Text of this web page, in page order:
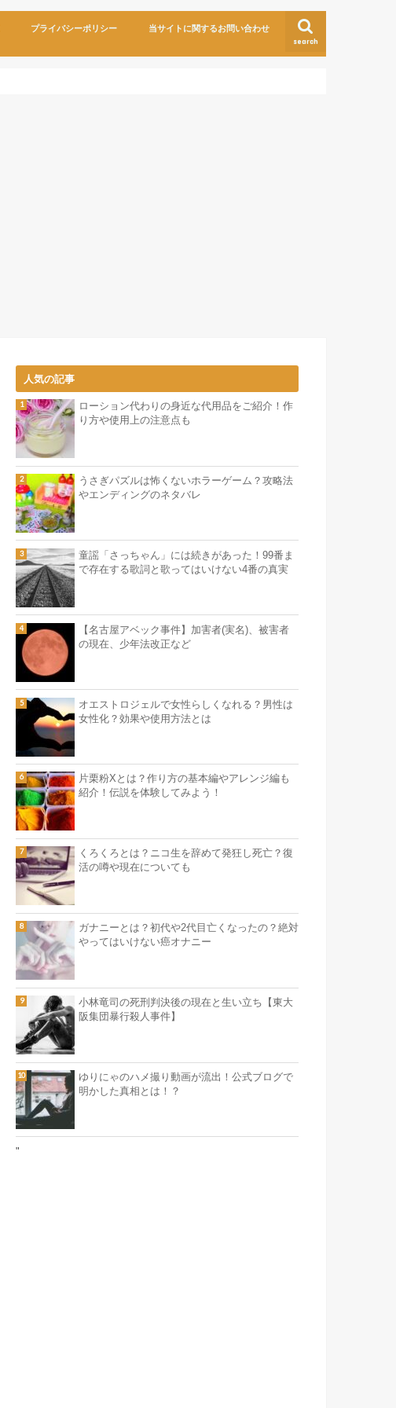
search
プライバシーポリシー 当サイトに関するお問い合わせ
人気の記事
ローション代わりの身近な代用品をご紹介！作
り方や使用上の注意点も
うさぎパズルは怖くないホラーゲーム？攻略法
やエンディングのネタバレ
童謡「さっちゃん」には続きがあった！99番ま
で存在する歌詞と歌ってはいけない4番の真実
【名古屋アベック事件】加害者(実名)、被害者
の現在、少年法改正など
オエストロジェルで女性らしくなれる？男性は
女性化？効果や使用方法とは
片栗粉Xとは？作り方の基本編やアレンジ編も
紹介！伝説を体験してみよう！
くろくろとは？ニコ生を辞めて発狂し死亡？復
活の噂や現在についても
ガナニーとは？初代や2代目亡くなったの？絶対
やってはいけない癌オナニー
小林竜司の死刑判決後の現在と生い立ち【東大
阪集団暴行殺人事件】
ゆりにゃのハメ撮り動画が流出！公式ブログで
明かした真相とは！？
"